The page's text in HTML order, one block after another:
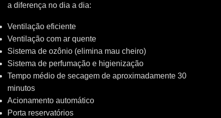
a diferença no dia a dia:
Ventilação eficiente
Ventilação com ar quente
Sistema de ozônio (elimina mau cheiro)
Sistema de perfumação e higienização
Tempo médio de secagem de aproximadamente 30
minutos
Acionamento automático
Porta reservatórios